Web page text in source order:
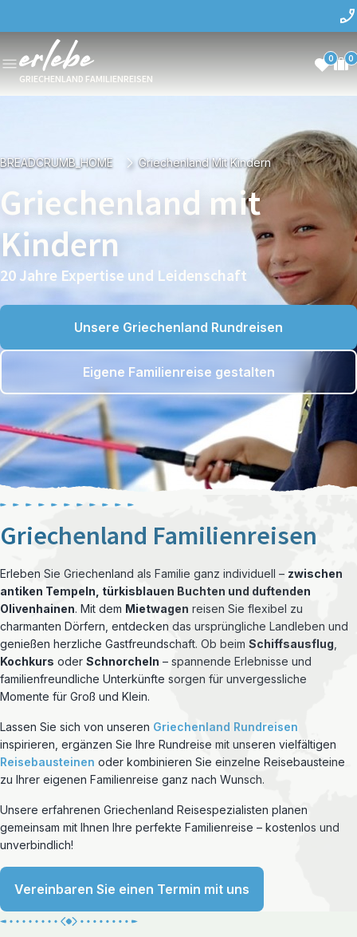
GRIECHENLAND FAMILIENREISEN
0 0
BREADCRUMB_HOME Griechenland Mit Kindern
Griechenland mit
Kindern
20 Jahre Expertise und Leidenschaft
Unsere Griechenland Rundreisen
Eigene Familienreise gestalten
Griechenland Familienreisen
Erleben Sie Griechenland als Familie ganz individuell – zwischen
antiken Tempeln, türkisblauen Buchten und duftenden
Olivenhainen. Mit dem Mietwagen reisen Sie flexibel zu
charmanten Dörfern, entdecken das ursprüngliche Landleben und
genießen herzliche Gastfreundschaft. Ob beim Schiffsausflug
Kochkurs oder Schnorcheln – spannende Erlebnisse und
familienfreundliche Unterkünfte sorgen für unvergessliche
Momente für Groß und Klein.
Lassen Sie sich von unseren Griechenland Rundreisen
inspirieren, ergänzen Sie Ihre Rundreise mit unseren vielfältigen
Reisebausteinen oder kombinieren Sie einzelne Reisebausteine
zu Ihrer eigenen Familienreise ganz nach Wunsch.
Unsere erfahrenen Griechenland Reisespezialisten planen
gemeinsam mit Ihnen Ihre perfekte Familienreise – kostenlos und
unverbindlich!
Vereinbaren Sie einen Termin mit uns